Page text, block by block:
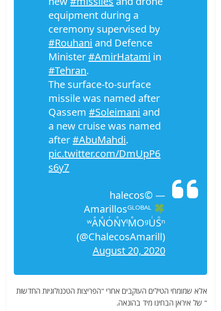
equipment during a
ceremony supervised by
#Rouhani and Defence
Minister#AmirHatami in
#Tehran.
The surface-to-surface
missile was named after
Qassem#Soleimani and
a new cruise was named
after#AbuMahdi.
pic.twitter.com/DmUpP6
s6y7
— ©halecos
Amarillosᴳᴸᴼᴮᴬᴸ
ʷAͤNͣOͬNͤYˡMͤOᵍUͥSͦⁿ
(@ChalecosAmarill)
August 20, 2020
אלא שמומחי הטילים העוקבים אחרי "הפריצות הטכנולוגיות החדשות
" של איראן הבחינו מיד בהונאה.